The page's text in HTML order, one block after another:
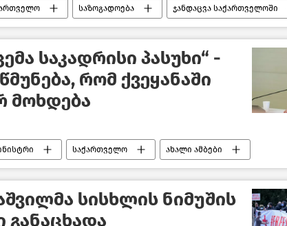
საზოგადოება ჯანდაცვა საქართველოში
და სოციალური დაცვის სამინისტრო
საკადრისი პასუხი“ -
რომ ქვეყანაში
მოხდება
საქართველო ახალი ამბები
პოლიტიკა საქართველოში
სისხლის ნიმუშის
განაცხადა